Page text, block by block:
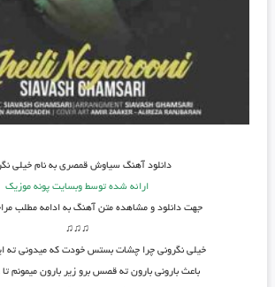
دانلود آهنگ سیاوش قمصری به نام خیلی
ارائه شده توسط وبسایت پونه موزیک
جهت دانلود و مشاهده متن آهنگ به ادامه مطلب
♫♫♫
خیلی نگرونی چرا چشات بستس خودت که میدونی ته
باعث بارونی بارون ته قصس برو زیر بارون